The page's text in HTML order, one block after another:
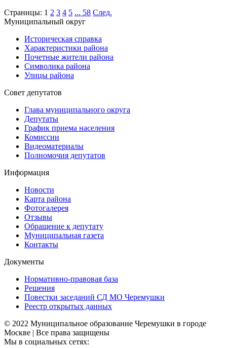
Страницы: 1 2 3 4 5 ... 58 След.
Муниципальный округ
Историческая справка
Характеристики района
Почетные жители района
Символика района
Улицы района
Совет депутатов
Глава муниципального округа
Депутаты
График приема населения
Комиссии
Видеоматериалы
Полномочия депутатов
Информация
Новости
Карта района
Фотогалерея
Отзывы
Обращение к депутату
Муниципальная газета
Контакты
Документы
Нормативно-правовая база
Решения
Повестки заседаний СД МО Черемушки
Реестр открытых данных
© 2022 Муниципальное образование Черемушки в городе
Москве | Все права защищены
Мы в социальных сетях: